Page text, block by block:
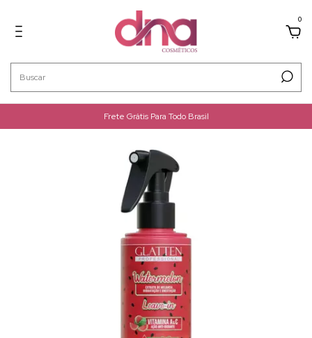
0
Frete Grátis Para Todo Brasil